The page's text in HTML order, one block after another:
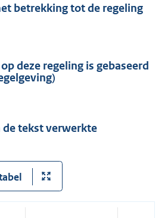
betrekking tot de regeling
deze regeling is gebaseerd
de tekst verwerkte